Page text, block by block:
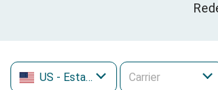
US - Estados Unidos